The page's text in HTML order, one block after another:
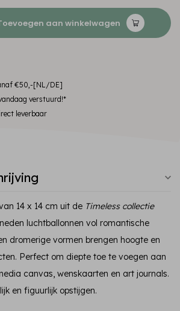
aan winkelwagen
€50,-[NL/DE]
verstuurd!*
leverbaar
14 x 14 cm uit de Timeless collectie
luchtballonnen vol romantische
dromerige vormen brengen hoogte en
Perfect om diepte toe te voegen aan
canvas, wenskaarten en art journals.
en figuurlijk opstijgen.